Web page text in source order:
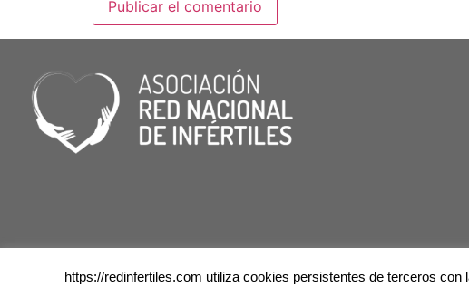
https://redinfertiles.com utiliza cookies persistentes de terceros